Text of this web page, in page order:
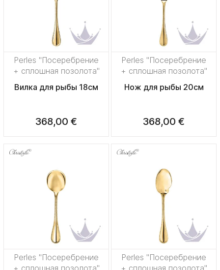
Perles "Посеребрение
+ сплошная позолота"
Вилка для рыбы 18см
368,00 €
Perles "Посеребрение
+ сплошная позолота"
Нож для рыбы 20см
368,00 €
Perles "Посеребрение
Perles "Посеребрение